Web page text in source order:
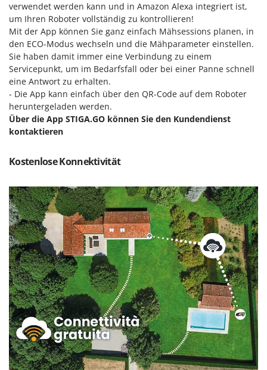
Michelin
Mille
Minox
Mockmill
More than chef
MOSA
MOVA
Mowox
N
New O.M.R.A.
Nilfisk
Ninja
Novatec
Novital
NuAir
NuovaFac
O
Officine Savioli
Oliviero
Olix
verwendet werden kann und in Amazon Alexa integriert ist,
um Ihren Roboter vollständig zu kontrollieren!
Mit der App können Sie ganz einfach Mähsessions planen, in
den ECO-Modus wechseln und die Mähparameter einstellen.
Sie haben damit immer eine Verbindung zu einem
Servicepunkt, um im Bedarfsfall oder bei einer Panne schnell
eine Antwort zu erhalten.
- Die App kann einfach über den QR-Code auf dem Roboter
heruntergeladen werden.
Über die App STIGA.GO können Sie den Kundendienst
kontaktieren
Kostenlose Konnektivität